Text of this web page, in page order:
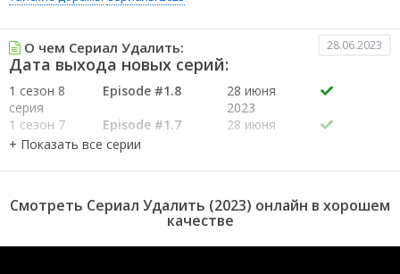
О чем Сериал Удалить: 28.06.2023
Дата выхода новых серий:
1 сезон 8
серия
Episode #1.8
28 июня
2023
1 сезон 7
серия
Episode #1.7
28 июня
серия
Episode #1.6
2023
серия
2023
серия
Episode #1.4
28 июня
2023
Смотреть Сериал Удалить (2023) онлайн в хорошем
качестве